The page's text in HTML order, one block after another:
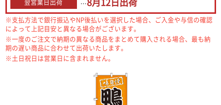
翌営業日出荷
…
※支払方法で銀行振込やNP後払いを選択した場合、ご入金や与信の確認
によって上記目安と異なる場合がございます。
※一度のご注文で納期の異なる商品をまとめて購入される場合、最も納
期の遅い商品に合わせて出荷いたします。
※土日祝日は営業日に含まれません。